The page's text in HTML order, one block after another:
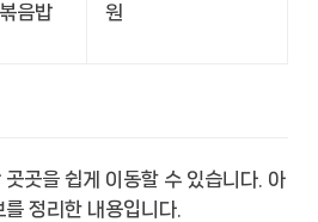
볶음밥
원
곳을 쉽게 이동할 수 있습니다. 아
정리한 내용입니다.